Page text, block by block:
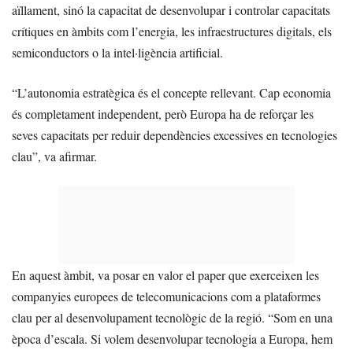
aïllament, sinó la capacitat de desenvolupar i controlar capacitats
crítiques en àmbits com l’energia, les infraestructures digitals, els
semiconductors o la intel·ligència artificial.
“L’autonomia estratègica és el concepte rellevant. Cap economia
és completament independent, però Europa ha de reforçar les
seves capacitats per reduir dependències excessives en tecnologies
clau”, va afirmar.
En aquest àmbit, va posar en valor el paper que exerceixen les
companyies europees de telecomunicacions com a plataformes
clau per al desenvolupament tecnològic de la regió. “Som en una
època d’escala. Si volem desenvolupar tecnologia a Europa, hem